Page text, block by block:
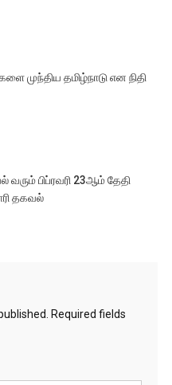
முந்திய தமிழ்நாடு என நிதி
வரும் பிப்ரவரி 23ஆம் தேதி
தகவல்
Required fields